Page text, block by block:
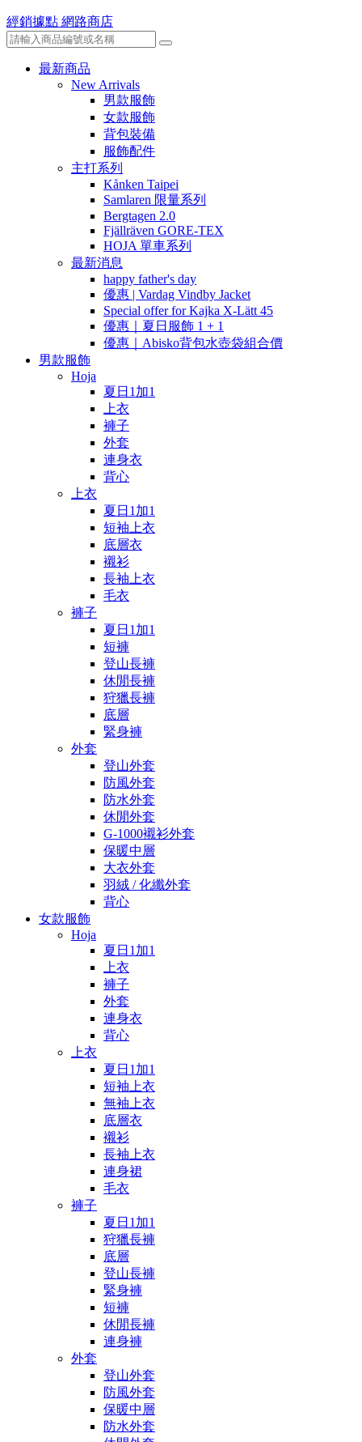
經銷據點 網路商店
最新商品
New Arrivals
男款服飾
女款服飾
背包裝備
服飾配件
主打系列
Kånken Taipei
Samlaren 限量系列
Bergtagen 2.0
Fjällräven GORE-TEX
HOJA 單車系列
最新消息
happy father's day
優惠 | Vardag Vindby Jacket
Special offer for Kajka X-Lätt 45
優惠｜夏日服飾 1 + 1
優惠｜Abisko背包水壺袋組合價
男款服飾
Hoja
夏日1加1
上衣
褲子
外套
連身衣
背心
上衣
夏日1加1
短袖上衣
底層衣
襯衫
長袖上衣
毛衣
褲子
夏日1加1
短褲
登山長褲
休閒長褲
狩獵長褲
底層
緊身褲
外套
登山外套
防風外套
防水外套
休閒外套
G-1000襯衫外套
保暖中層
大衣外套
羽絨 / 化纖外套
背心
女款服飾
Hoja
夏日1加1
上衣
褲子
外套
連身衣
背心
上衣
夏日1加1
短袖上衣
無袖上衣
底層衣
襯衫
長袖上衣
連身裙
毛衣
褲子
夏日1加1
狩獵長褲
底層
登山長褲
緊身褲
短褲
休閒長褲
連身褲
外套
登山外套
防風外套
保暖中層
防水外套